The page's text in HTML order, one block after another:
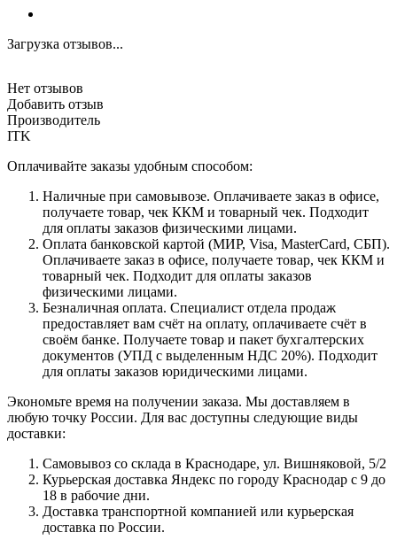
Загрузка отзывов...
Нет отзывов
Добавить отзыв
Производитель
ITK
Оплачивайте заказы удобным способом:
Наличные при самовывозе. Оплачиваете заказ в офисе,
получаете товар, чек ККМ и товарный чек. Подходит
для оплаты заказов физическими лицами.
Оплата банковской картой (МИР, Visa, MasterCard, СБП).
Оплачиваете заказ в офисе, получаете товар, чек ККМ и
товарный чек. Подходит для оплаты заказов
физическими лицами.
Безналичная оплата. Специалист отдела продаж
предоставляет вам счёт на оплату, оплачиваете счёт в
своём банке. Получаете товар и пакет бухгалтерских
документов (УПД с выделенным НДС 20%). Подходит
для оплаты заказов юридическими лицами.
Экономьте время на получении заказа. Мы доставляем в
любую точку России. Для вас доступны следующие виды
доставки:
Самовывоз со склада в Краснодаре, ул. Вишняковой, 5/2
Курьерская доставка Яндекс по городу Краснодар с 9 до
18 в рабочие дни.
Доставка транспортной компанией или курьерская
доставка по России.